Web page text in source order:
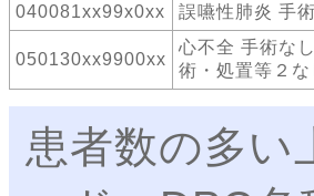
040081xx99x0xx
誤嚥性肺炎 手
050130xx9900xx
心不全 手術な
術・処置等２な
患者数の多い